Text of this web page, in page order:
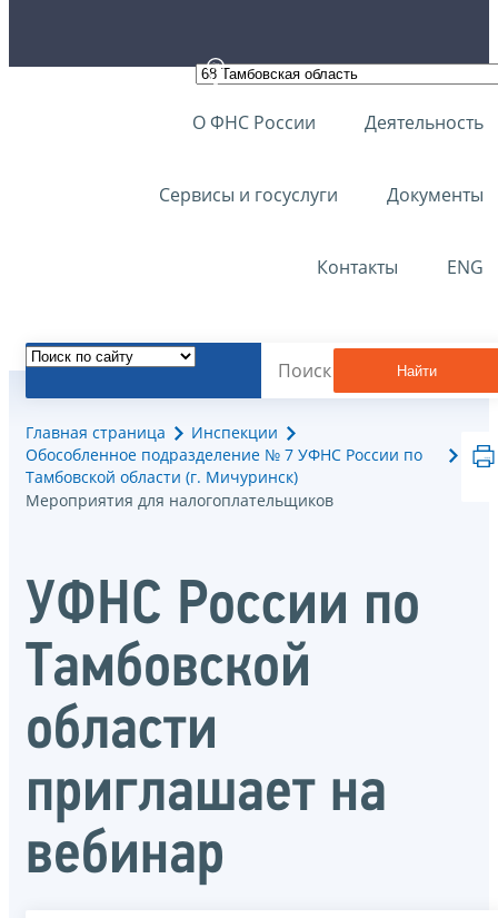
О ФНС России Деятельность
Сервисы и госуслуги Документы
Контакты ENG
Найти
Главная страница
Инспекции
Обособленное подразделение № 7 УФНС России по
Тамбовской области (г. Мичуринск)
Мероприятия для налогоплательщиков
УФНС России по
Тамбовской
области
приглашает на
вебинар